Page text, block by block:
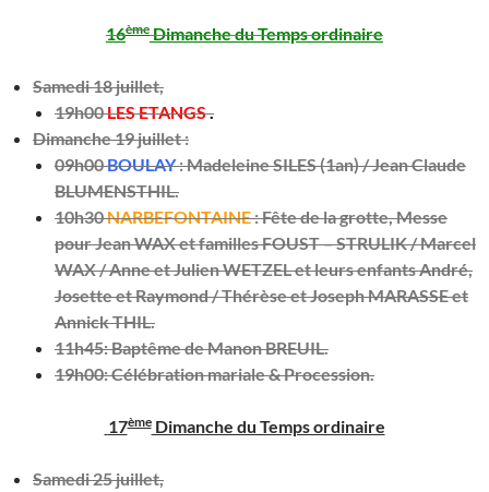
16èmeDimanche du Temps ordinaire
Samedi 18 juillet,
19h00LES ETANGS.
Dimanche 19 juillet :
09h00BOULAY:Madeleine SILES (1an) / Jean Claude
BLUMENSTHIL.
10h30NARBEFONTAINE: Fête de la grotte, Messe
pour Jean WAX et familles FOUST – STRULIK / Marcel
WAX / Anne et Julien WETZEL et leurs enfants André,
Josette et Raymond / Thérèse et Joseph MARASSE et
Annick THIL.
11h45: Baptême de Manon BREUIL.
19h00: Célébration mariale & Procession.
17èmeDimanche du Temps ordinaire
Samedi 25 juillet,